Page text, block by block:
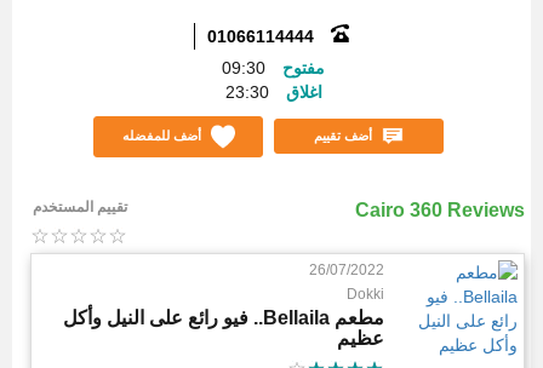
01066114444
مفتوح
09:30
اغلاق
23:30
أضف تقييم أضف للمفضله
Cairo 360 Reviews تقييم المستخدم
26/07/2022
Dokki
مطعم Bellaila.. فيو رائع على النيل وأكل
عظيم